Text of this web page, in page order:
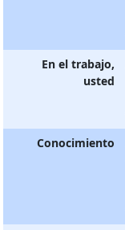
En el trabajo,
usted
Conocimiento